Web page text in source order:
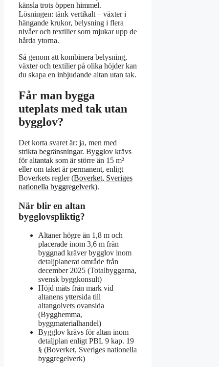
känsla trots öppen himmel.
Lösningen: tänk vertikalt – växter i
hängande krukor, belysning i flera
nivåer och textilier som mjukar upp de
hårda ytorna.
Så genom att kombinera belysning,
växter och textilier på olika höjder kan
du skapa en inbjudande altan utan tak.
Får man bygga
uteplats med tak utan
bygglov?
Det korta svaret är: ja, men med
strikta begränsningar. Bygglov krävs
för altantak som är större än 15 m²
eller om taket är permanent, enligt
Boverkets regler (Boverket, Sveriges
nationella byggregelverk).
När blir en altan
bygglovspliktig?
Altaner högre än 1,8 m och
placerade inom 3,6 m från
byggnad kräver bygglov inom
detaljplanerat område från
december 2025 (Totalbyggarna,
svensk byggkonsult)
Höjd mäts från mark vid
altanens yttersida till
altangolvets ovansida
(Bygghemma,
byggmaterialhandel)
Bygglov krävs för altan inom
detaljplan enligt PBL 9 kap. 19
§ (Boverket, Sveriges nationella
byggregelverk)